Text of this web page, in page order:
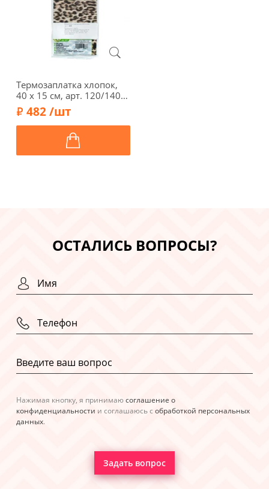
Термозаплатка хлопок,
40 х 15 см, арт. 120/140,
леопард
482 /шт
ОСТАЛИСЬ ВОПРОСЫ?
Нажимая кнопку, я принимаюсоглашение о
конфиденциальности и соглашаюсь с обработкой персональных
данных.
Задать вопрос